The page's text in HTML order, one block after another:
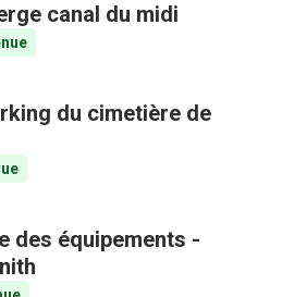
canal du midi
du cimetière de
des équipements -